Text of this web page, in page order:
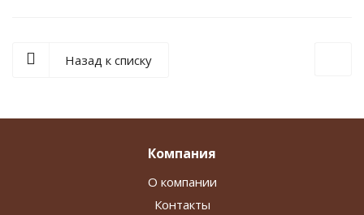
Назад к списку
Компания
О компании
Контакты